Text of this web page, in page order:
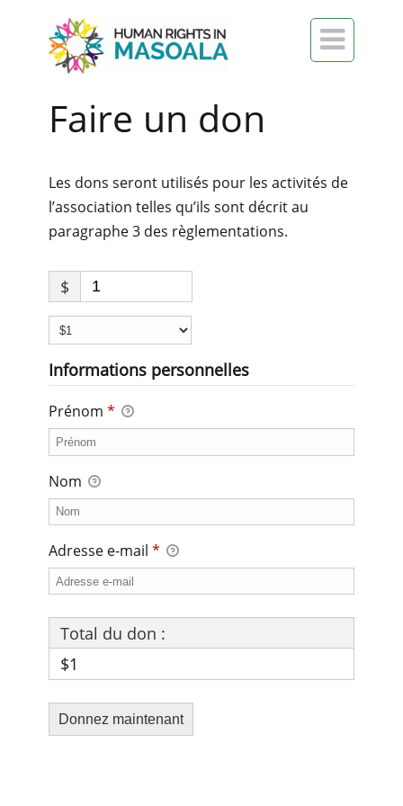

Faire un don
Les dons seront utilisés pour les activités de
l’association telles qu’ils sont décrit au
paragraphe 3 des règlementations.
$
Informations personnelles
Prénom *
Nom
Adresse e-mail *
Total du don :
$1